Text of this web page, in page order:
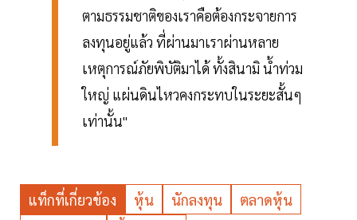
ตามธรรมชาติของเราคือต้องกระจายการ
ลงทุนอยู่แล้ว ที่ผ่านมาเราผ่านหลาย
เหตุการณ์ภัยพิบัติมาได้ ทั้งสินามิ น้ำท่วม
ใหญ่ แผ่นดินไหวคงกระทบในระยะสั้นๆ
เท่านั้น"
แท็กที่เกี่ยวข้อง หุ้น นักลงทุน
ตลาดหุ้น